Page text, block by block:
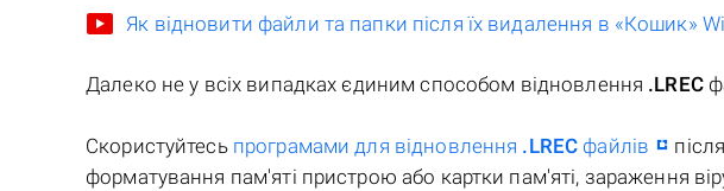
Як відновити файли та папки після їх видалення в «Кошик»
Далеко не у всіх випадках єдиним способом відновлення .LREC
Скористуйтесь програмами для відновлення .LREC файлів
форматування пам'яті пристрою або картки пам'яті, зараження